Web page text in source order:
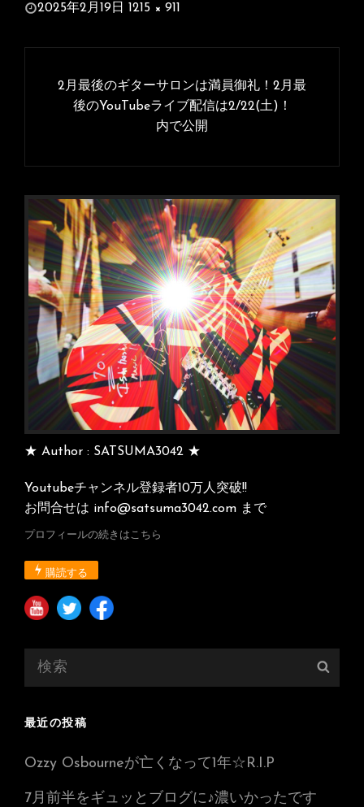
投
日:
2025年2月19日
ル
1215 × 911
ゲ
ョ
ン
2月最後のギターサロンは満員御礼！2月最
後のYouTubeライブ配信は2/22(土)！
内で公開
★ Author : SATSUMA3042 ★
Youtubeチャンネル登録者10万人突破!!
お問合せは info@satsuma3042.com まで
プロフィールの続きはこちら
購読する
最近の投稿
Ozzy Osbourneが亡くなって1年☆R.I.P
7月前半をギュッとブログに♪濃いかったです